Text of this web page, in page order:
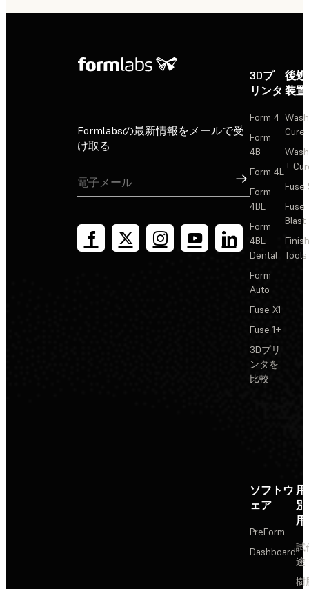
Formlabsの最新情報をメールで受
け取る
サインアップ
3Dプ
リンタ
Form 4
Form
4B
Form 4L
Form
4BL
Form
4BL
Dental
Form
Auto
Fuse X1
Fuse 1+
3Dプリ
ンタを
比較
後
装置
Cure
+
Fuse
Fuse
Blast
Tools
ソフトウ
ェア
PreForm
Dashboard試
途
樹